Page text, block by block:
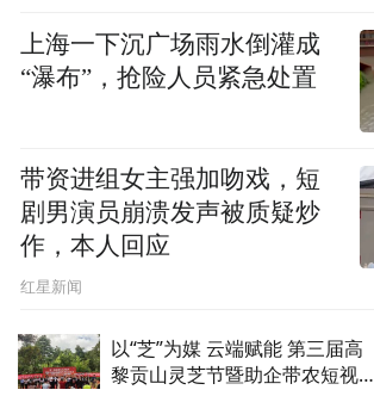
上海一下沉广场雨水倒灌成
“瀑布”，抢险人员紧急处置
带资进组女主强加吻戏，短
剧男演员崩溃发声被质疑炒
作，本人回应
​红星新闻
以“芝”为媒 云端赋能 第三届高
黎贡山灵芝节暨助企带农短视频